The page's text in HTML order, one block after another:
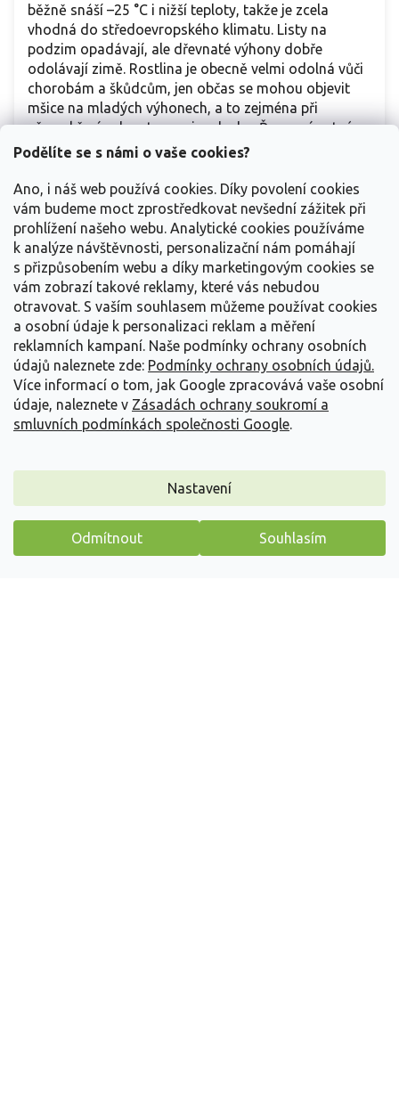
Podělíte se s námi o vaše cookies?
Ano, i náš web používá cookies. Díky povolení cookies
vám budeme moct zprostředkovat nevšední zážitek při
prohlížení našeho webu. Analytické cookies používáme
k analýze návštěvnosti, personalizační nám pomáhají
s přizpůsobením webu a díky marketingovým cookies se
vám zobrazí takové reklamy, které vás nebudou
otravovat. S vaším souhlasem můžeme používat cookies
a osobní údaje k personalizaci reklam a měření
reklamních kampaní. Naše podmínky ochrany osobních
údajů naleznete zde: Podmínky ochrany osobních údajů.
Více informací o tom, jak Google zpracovává vaše osobní
údaje, naleznete v Zásadách ochrany soukromí a
smluvních podmínkách společnosti Google.
Nastavení
Odmítnout Souhlasím
běžně snáší –25 °C i nižší teploty, takže je zcela
vhodná do středoevropského klimatu. Listy na
podzim opadávají, ale dřevnaté výhony dobře
odolávají zimě. Rostlina je obecně velmi odolná vůči
chorobám a škůdcům, jen občas se mohou objevit
mšice na mladých výhonech, a to zejména při
přemokření nebo stagnaci vzduchu. Řez není nutný,
ale lze jej provádět kdykoliv během vegetace, pokud
snese i silnější zkrácení. Přísavník se přichytává
pomocí přísavných terčíků, proto není vhodný na
čerstvě natřené fasády nebo měkké omítky, ale
perfektně se hodí na pergoly, treláže, starší zdi,
kmeny stromů či jako půdopokryvná liána.
Autor: Nikol | Revize: 11.6. 2026
Doplňkové parametry
Kategorie:
Popínavé rostliny
EAN:
2284900060915
Zelená
Světelné
podmínky:
kontejner
Máme pro vás malý dárek